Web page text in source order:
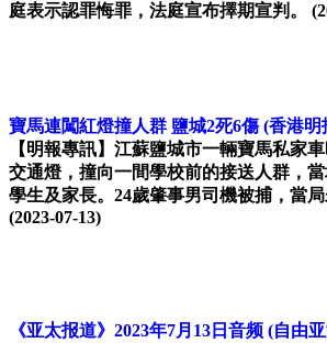
庭表示認罪悔罪，法庭宣布擇期宣判。
寶馬連闖紅燈撞人群 鹽城2死6傷 (香港明
【明報專訊】江蘇鹽城市一輛寶馬私家
交通燈，撞向一間學校前的接送人群，
學生及家長。24歲肇事男司機被捕，當局
(2023-07-13)
《亚太报道》2023年7月13日音频 (自由